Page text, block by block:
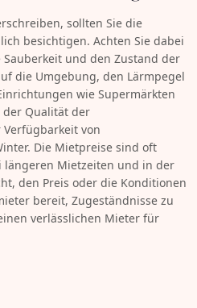
sollten Sie die
besichtigen. Achten Sie dabei
und den Zustand der
die Umgebung, den Lärmpegel
wie Supermärkten
der Qualität der
von
Die Mietpreise sind oft
längeren Mietzeiten und in der
den Preis oder die Konditionen
bereit, Zugeständnisse zu
verlässlichen Mieter für